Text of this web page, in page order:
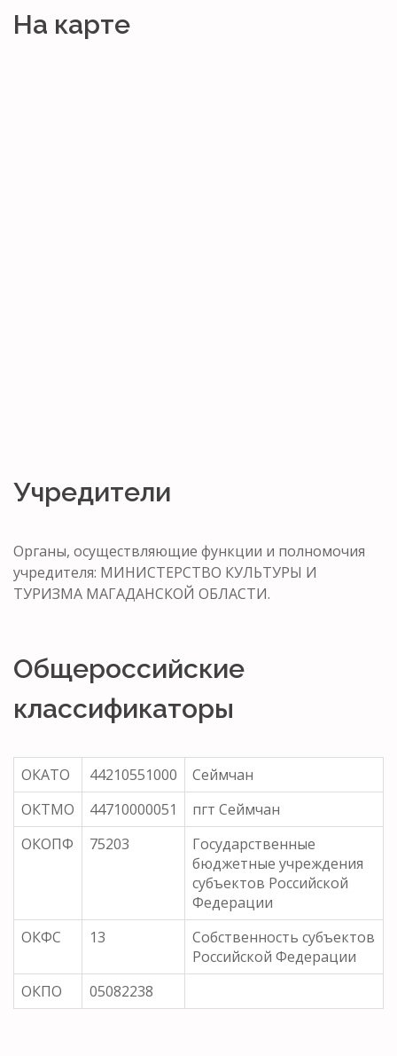
На карте
Учредители
Органы, осуществляющие функции и полномочия
учредителя: МИНИСТЕРСТВО КУЛЬТУРЫ И
ТУРИЗМА МАГАДАНСКОЙ ОБЛАСТИ.
Общероссийские
классификаторы
ОКАТО 44210551000
Сеймчан
ОКТМО
44710000051
пгт Сеймчан
ОКОПФ
75203
Государственные
бюджетные учреждения
субъектов Российской
Федерации
ОКФС
13
Собственность субъектов
Российской Федерации
ОКПО
05082238